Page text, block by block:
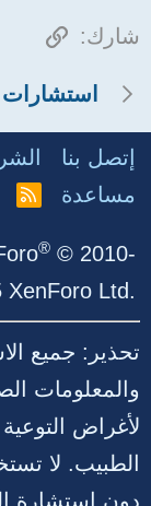
شارك: الرابط
استشارات
إتصل بنا
مساعدة
R
® © 2010-
XenForo Ltd.
تحذير: جميع
والمعلومات
لأغراض
الطبيب. لا
دون استشارة